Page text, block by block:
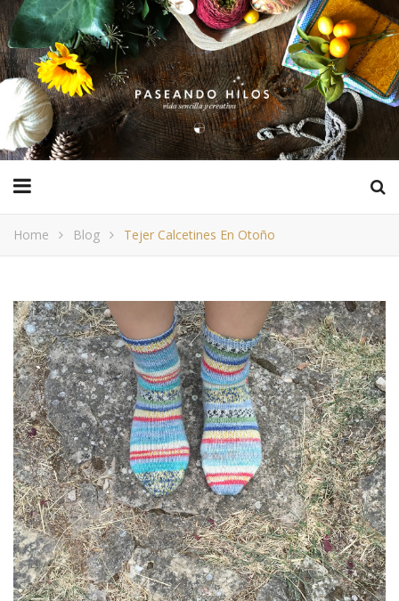
Home Blog Tejer Calcetines En Otoño